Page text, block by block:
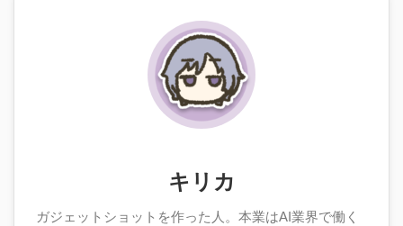
キリカ
ガジェットショットを作った人。本業はAI業界で働く